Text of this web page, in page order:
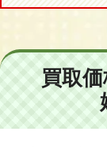
買取